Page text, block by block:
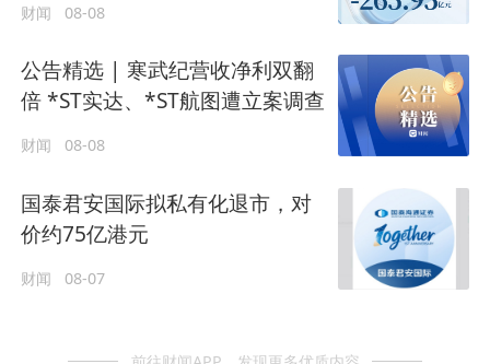
财闻 08-08
公告精选 | 寒武纪营收净利双翻
倍 *ST实达、*ST航图遭立案调查
财闻 08-08
国泰君安国际拟私有化退市，对
价约75亿港元
财闻 08-07